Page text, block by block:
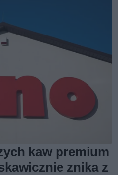
kaw premium
znika z